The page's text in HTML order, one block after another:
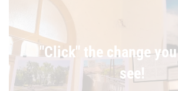
"Click" the change
see!